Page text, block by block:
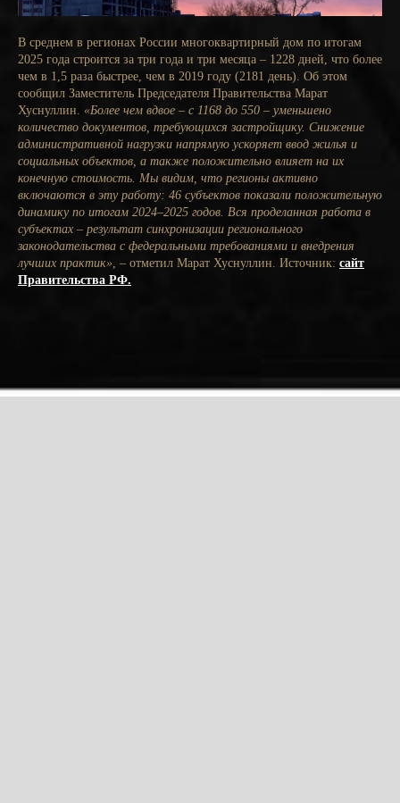
В среднем в регионах России многоквартирный дом по итогам
2025 года строится за три года и три месяца – 1228 дней, что более
чем в 1,5 раза быстрее, чем в 2019 году (2181 день). Об этом
сообщил Заместитель Председателя Правительства Марат
Хуснуллин. «Более чем вдвое – с 1168 до 550 – уменьшено
количество документов, требующихся застройщику. Снижение
административной нагрузки напрямую ускоряет ввод жилья и
социальных объектов, а также положительно влияет на их
конечную стоимость. Мы видим, что регионы активно
включаются в эту работу: 46 субъектов показали положительную
динамику по итогам 2024–2025 годов. Вся проделанная работа в
субъектах – результат синхронизации регионального
законодательства с федеральными требованиями и внедрения
лучших практик» , – отметил Марат Хуснуллин. Источник: сайт
Правительства РФ.